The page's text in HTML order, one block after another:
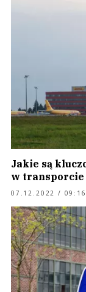
Jakie są
w transporcie
07.12.2022 / 09:16